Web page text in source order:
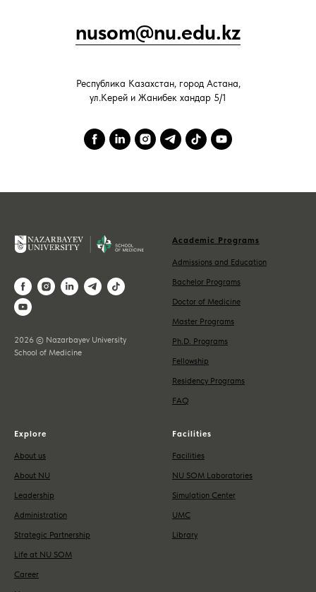
nusom@nu.edu.kz
Республика Казахстан, город Астана,
ул.Керей и Жанибек хандар 5/1
2026 © Nazarbayev University
School of Medicine
Academic Programs
Admissions and Education
Bachelor Programs
Doctor of Medicine
Master Programs
Ph.D. Programs
Fellowship
Residency Programs
FAQ
Explore
About us
About NU
Leadership
Administration
Strategic Partnership
Life at NU SOM
Career
Facilities
Facilities
NU SOM Laboratories
Simulation Center
UMC
Library